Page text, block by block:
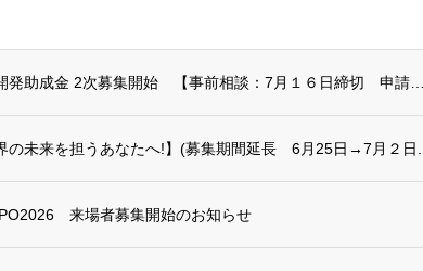
の未来を担うあなたへ!】(募集期間延長 6月25日→7月２日...
来場者募集開始のお知らせ